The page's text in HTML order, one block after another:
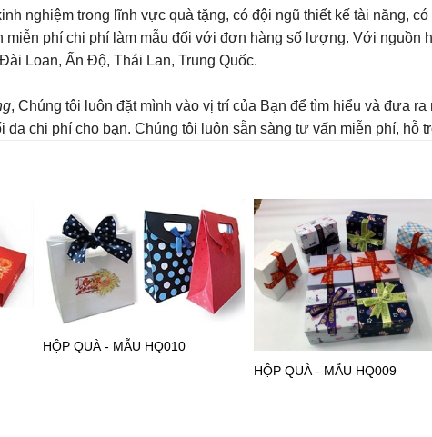
nghiệm trong lĩnh vực quà tặng, có đội ngũ thiết kế tài năng,
miễn phí chi phí làm mẫu đối với đơn hàng số lượng. Với nguồn
Loan, Ấn Độ, Thái Lan, Trung Quốc.
, Chúng tôi luôn đặt mình vào vị trí của Bạn để tìm hiểu và đưa
chi phí cho bạn. Chúng tôi luôn sẵn sàng tư vấn miễn phí, hỗ
HỘP QUÀ - MẪU HQ010
HỘP QUÀ - MẪU HQ009